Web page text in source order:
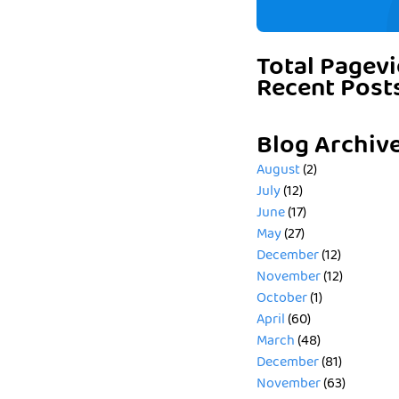
Total
Recent
Blog
August(2)
July(12)
June(17)
May(27)
December(12)
November(12)
October(1)
April(60)
March(48)
December(81)
November(63)